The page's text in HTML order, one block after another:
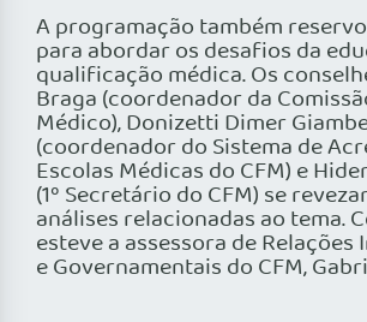
A programação também
para abordar os desafios da
qualificação médica. Os
Braga (coordenador da
Médico), Donizetti Dimer
(coordenador do Sistema de
Escolas Médicas do CFM) e
(1º Secretário do CFM) se
análises relacionadas ao tema.
esteve a assessora de
e Governamentais do CFM,